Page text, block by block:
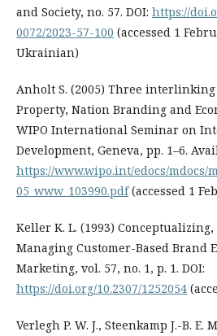
and Society, no. 57. DOI: https://
0072/2023-57-100 (accessed 1
Ukrainian)
Anholt S. (2005) Three
Property, Nation Branding and
WIPO International Seminar on
Development, Geneva, pp. 1–6.
https://www.wipo.int/edocs/mdocs/
05_www_103990.pdf(accessed 1
Keller K. L. (1993)
Managing Customer-Based Brand
Marketing, vol. 57, no. 1, p. 1. DOI:
https://doi.org/10.2307/1252054
Verlegh P. W. J., Steenkamp J.-B. E.